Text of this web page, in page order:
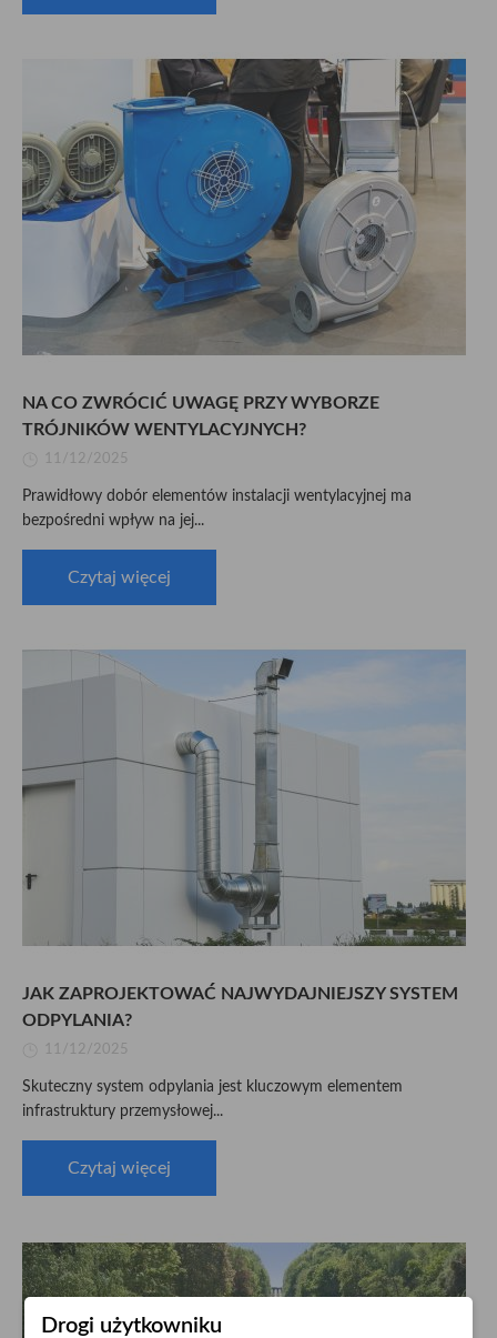
NA CO ZWRÓCIĆ UWAGĘ PRZY WYBORZE
TRÓJNIKÓW WENTYLACYJNYCH?
11/12/2025
Prawidłowy dobór elementów instalacji wentylacyjnej ma
bezpośredni wpływ na jej...
Czytaj więcej
JAK ZAPROJEKTOWAĆ NAJWYDAJNIEJSZY SYSTEM
ODPYLANIA?
11/12/2025
Skuteczny system odpylania jest kluczowym elementem
infrastruktury przemysłowej...
Czytaj więcej
Drogi użytkowniku